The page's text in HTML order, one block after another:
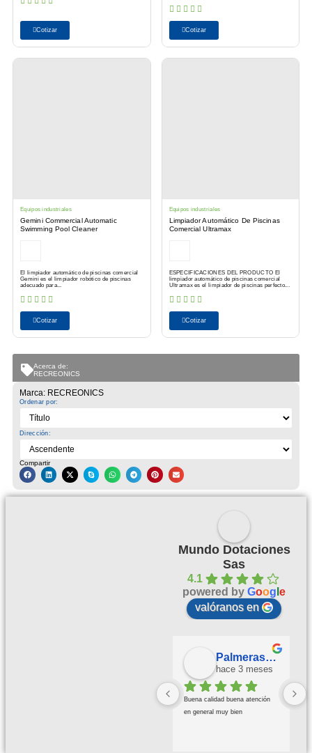
Marca: RECREONICS
Ordenar por:
Dirección:
Compartir
Acerca de:
RECREONICS
Cotizar Cotizar
Equipos industriales
Gemini Commercial Automatic
Swimming Pool Cleaner
El limpiador automático de piscinas comercial
Gemini es el limpiador robótico de piscinas
adecuado para...
Cotizar
Equipos industriales
Limpiador Automático De Piscinas
Comercial Ultramax
ESPECIFICACIONES DEL PRODUCTO El
limpiador automático de piscinas comercial
Ultramax es el limpiador de piscinas perfecto...
Cotizar
Mundo Dotaciones
Sas
4.1
powered by Goog e
valóranos en
Palmeras Doradas
hace 3 meses
Buena calidad buena atención
en general muy bien